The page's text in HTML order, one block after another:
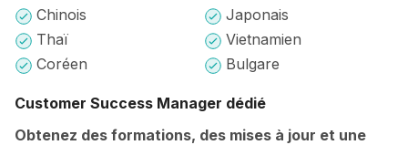
Chinois
Japonais
Thaï
Vietnamien
Coréen
Bulgare
Customer Success Manager dédié
Obtenez des formations, des mises à jour et une